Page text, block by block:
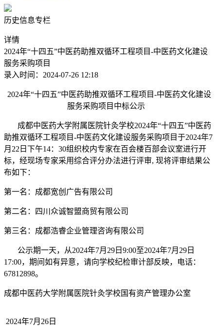
历史信息专栏
详情
2024年“十四五”中医药助推双循环工程项目-中医药文化建设
服务采购项目
录入时间：2024-07-26 12:18
2024年“十四五”中医药助推双循环工程项目-中医药文化建设
服务采购项目中标公示
成都中医药大学附属医院针灸学校2024年“十四五”中医药
助推双循环工程项目-中医药文化建设服务采购项目于2024年7
月22日下午14：30组织校内专家在百会楼百部会议室进行开
标，经现场专家采用综合评分办法进行评审, 现将评审结果公
布如下：
第一名：成都宽创广告有限公司
第二名：四川众诚智盟商贸有限公司
第三名：成都浩睿企业管理咨询有限公司
公示期一天，从2024年7月29日9:00至2024年7月29日
17:00，期间如有异意，请向学校纪检审计部反映，电话：
67812898。
成都中医药大学附属医院针灸学校国有资产管理办公室
2024年7月26日